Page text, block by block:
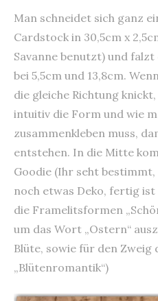
Man schneidet sich ganz
Cardstock in 30,5cm x
Savanne benutzt) und falzt
bei 5,5cm und 13,8cm.
die gleiche Richtung
intuitiv die Form und wie
zusammenkleben muss,
entstehen. In die Mitte
Goodie (Ihr seht bestimmt,
noch etwas Deko, fertig ist
die Framelitsformen
um das Wort „Ostern“
Blüte, sowie für den Zweig
„Blütenromantik“)